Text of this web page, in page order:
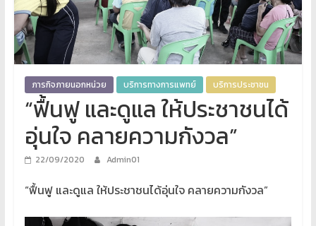
ภารกิจภายนอกหน่วย บริการทางการแพทย์ บริการประชาชน
“ฟื้นฟู และดูแล ให้ประชาชนได้
อุ่นใจ คลายความกังวล”
22/09/2020 Admin01
“ฟื้นฟู และดูแล ให้ประชาชนได้อุ่นใจ คลายความกังวล”